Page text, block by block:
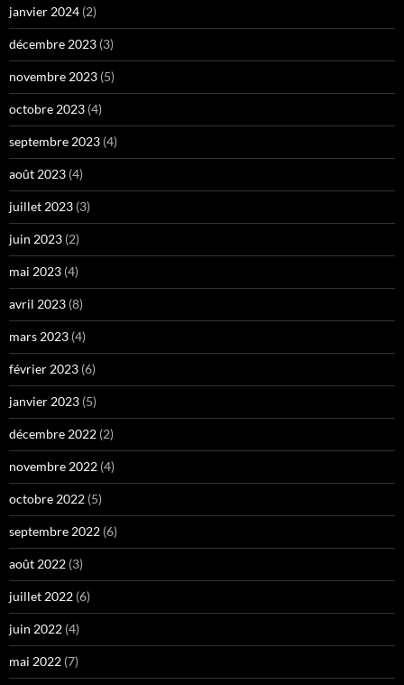
janvier 2024 (2)
décembre 2023 (3)
novembre 2023 (5)
octobre 2023 (4)
septembre 2023 (4)
août 2023 (4)
juillet 2023 (3)
juin 2023 (2)
mai 2023 (4)
avril 2023 (8)
mars 2023 (4)
février 2023 (6)
janvier 2023 (5)
décembre 2022 (2)
novembre 2022 (4)
octobre 2022 (5)
septembre 2022 (6)
août 2022 (3)
juillet 2022 (6)
juin 2022 (4)
mai 2022 (7)